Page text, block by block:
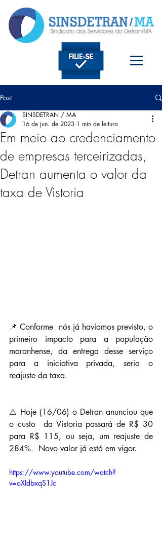
Post
Em meio ao credenciamento
de empresas terceirizadas,
Detran aumenta o valor da
taxa de Vistoria
SINSDETRAN / MA
16 de jun. de 2023 1 min de leitura
📌 Conforme  nós já havíamos previsto, o
primeiro impacto para a população
maranhense, da entrega desse serviço
para a iniciativa privada, seria o
reajuste da taxa.
⚠️ Hoje (16/06) o Detran anunciou que
o custo  da Vistoria passará de R$ 30
para R$ 115, ou seja, um reajuste de
284%.  Novo valor já está em vigor.
https://www.youtube.com/watch?
v=oXIdbxqS1Jc